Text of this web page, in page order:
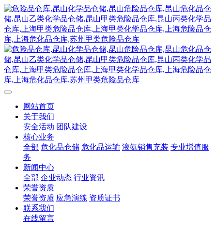
网站首页
关于我们
安全活动 团队建设
核心业务
全部 危化品仓储 危化品运输 液氨销售充装 专业增值服
务
新闻中心
全部 企业动态 行业资讯
荣誉资质
荣誉资质 应急演练 资质证书
联系我们
在线留言